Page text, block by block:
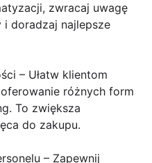
zwracaj uwagę
doradzaj najlepsze
– Ułatw klientom
różnych form
To zwiększa
do zakupu.
– Zapewnij